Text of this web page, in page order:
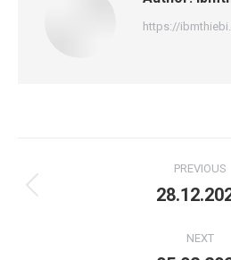
https://
navigation
PREVIOUS
NEXT